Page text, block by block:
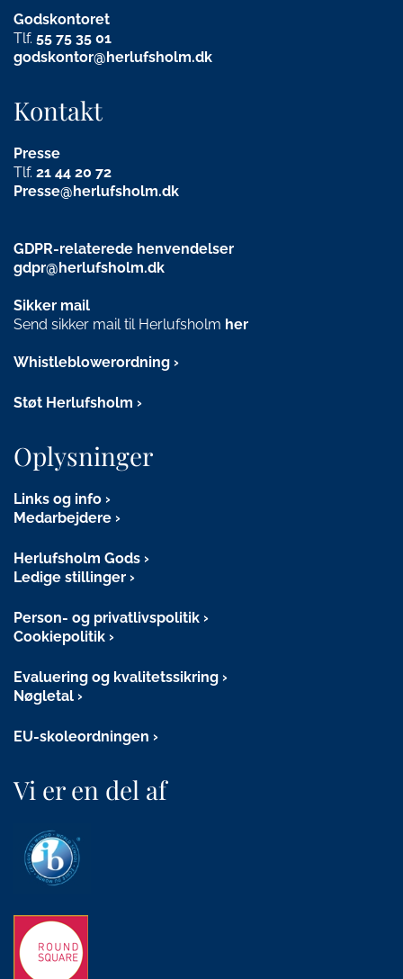
Godskontoret
Tlf. 55 75 35 01
godskontor@herlufsholm.dk
Kontakt
Presse
Tlf. 21 44 20 72
Presse@herlufsholm.dk
GDPR-relaterede henvendelser
gdpr@herlufsholm.dk
Sikker mail
Send sikker mail til Herlufsholm her
Whistleblowerordning
Støt Herlufsholm
Oplysninger
Links og info
Medarbejdere
Herlufsholm Gods
Ledige stillinger
Person- og privatlivspolitik
Cookiepolitik
Evaluering og kvalitetssikring
Nøgletal
EU-skoleordningen
Vi er en del af